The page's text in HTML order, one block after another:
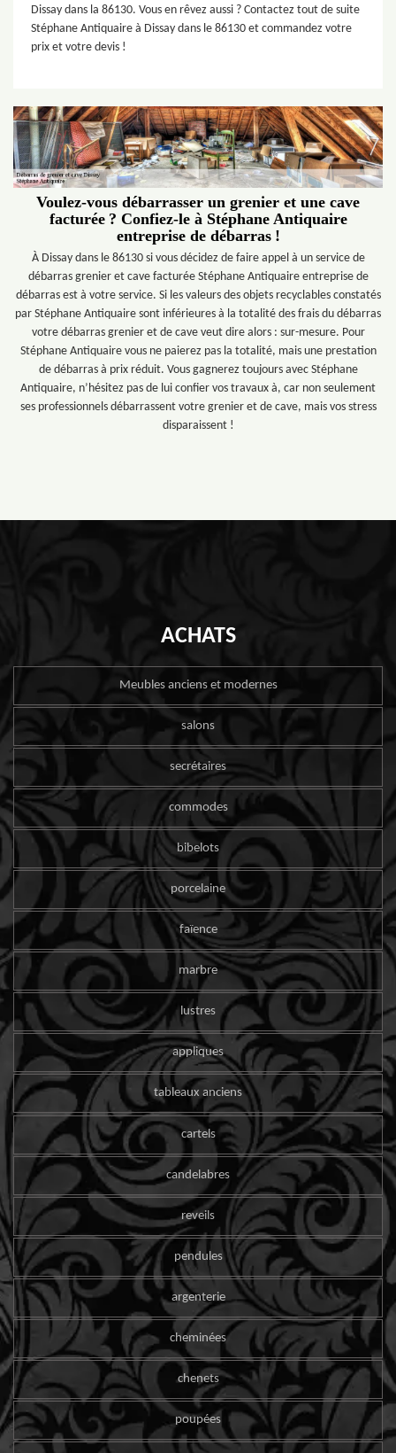
Dissay dans la 86130. Vous en rêvez aussi ? Contactez tout de suite
Stéphane Antiquaire à Dissay dans le 86130 et commandez votre
prix et votre devis !
Voulez-vous débarrasser un grenier et une cave
facturée ? Confiez-le à Stéphane Antiquaire
entreprise de débarras !
À Dissay dans le 86130 si vous décidez de faire appel à un service de
débarras grenier et cave facturée Stéphane Antiquaire entreprise de
débarras est à votre service. Si les valeurs des objets recyclables constatés
par Stéphane Antiquaire sont inférieures à la totalité des frais du débarras
votre débarras grenier et de cave veut dire alors : sur-mesure. Pour
Stéphane Antiquaire vous ne paierez pas la totalité, mais une prestation
de débarras à prix réduit. Vous gagnerez toujours avec Stéphane
Antiquaire, n’hésitez pas de lui confier vos travaux à, car non seulement
ses professionnels débarrassent votre grenier et de cave, mais vos stress
disparaissent !
ACHATS
Meubles anciens et modernes
salons
secrétaires
commodes
bibelots
porcelaine
faïence
marbre
lustres
appliques
tableaux anciens
cartels
candelabres
reveils
pendules
argenterie
cheminées
chenets
poupées